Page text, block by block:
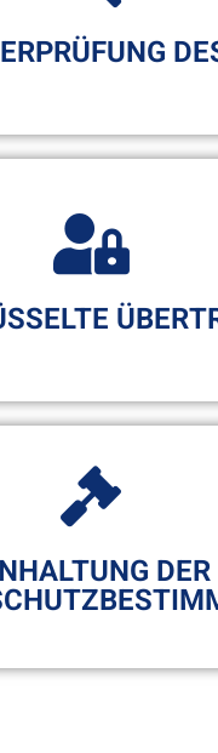
Unternehmen und
Bei uns hat die
oberste Priorität.
dem von Ihnen
gelesen werden.DER